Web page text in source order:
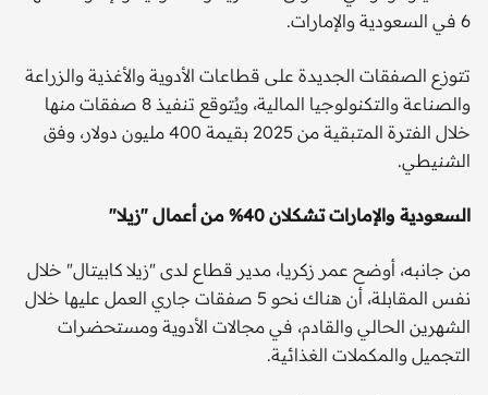
6 في السعودية والإمارات.
تتوزع الصفقات الجديدة على قطاعات الأدوية والأغذية والزراعة
والصناعة والتكنولوجيا المالية، ويُتوقع تنفيذ 8 صفقات منها
خلال الفترة المتبقية من 2025 بقيمة 400 مليون دولار، وفق
الشنيطي.
السعودية والإمارات تشكلان 40% من أعمال "زيلا"
من جانبه، أوضح عمر زكريا، مدير قطاع لدى "زيلا كابيتال" خلال
نفس المقابلة، أن هناك نحو 5 صفقات جاري العمل عليها خلال
الشهرين الحالي والقادم، في مجالات الأدوية ومستحضرات
التجميل والمكملات الغذائية.